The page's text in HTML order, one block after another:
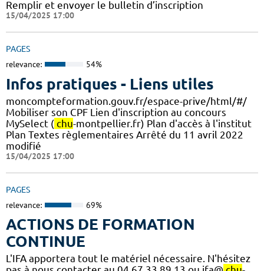
Remplir et envoyer le bulletin d’inscription
15/04/2025 17:00
PAGES
relevance: 54%
Infos pratiques - Liens utiles
moncompteformation.gouv.fr/espace-prive/html/#/
Mobiliser son CPF Lien d'inscription au concours
MySelect ( chu-montpellier.fr) Plan d'accès à l'institut
Plan Textes règlementaires Arrêté du 11 avril 2022
modifié
15/04/2025 17:00
PAGES
relevance: 69%
ACTIONS DE FORMATION
CONTINUE
L'IFA apportera tout le matériel nécessaire. N'hésitez